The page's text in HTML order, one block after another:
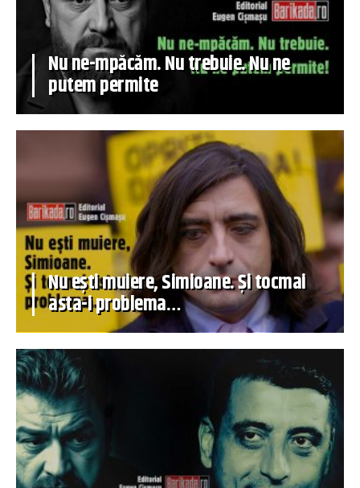
Nu ne-mpăcăm. Nu trebuie. Nu ne
putem permite
Nu ești muiere, Simioane. Și tocmai
asta-i problema…